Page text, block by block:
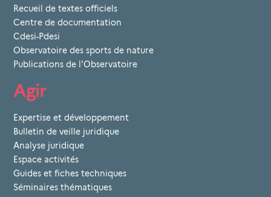
Recueil de textes officiels
Centre de documentation
Cdesi-Pdesi
Observatoire des sports de nature
Publications de l'Observatoire
Agir
Expertise et développement
Bulletin de veille juridique
Analyse juridique
Espace activités
Guides et fiches techniques
Séminaires thématiques